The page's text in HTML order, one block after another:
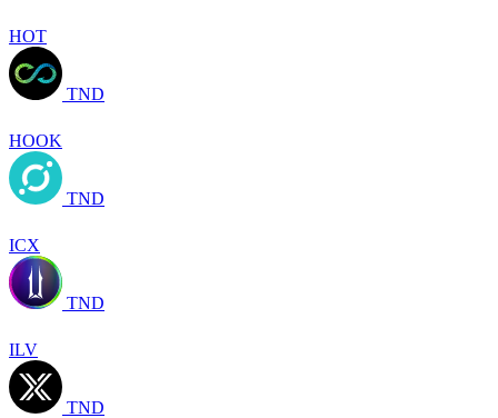
HOT
TND
HOOK
TND
ICX
TND
ILV
TND